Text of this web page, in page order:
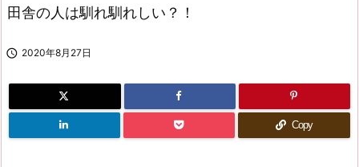
田舎の人は馴れ馴れしい？！
 2020年8月27日
Copy